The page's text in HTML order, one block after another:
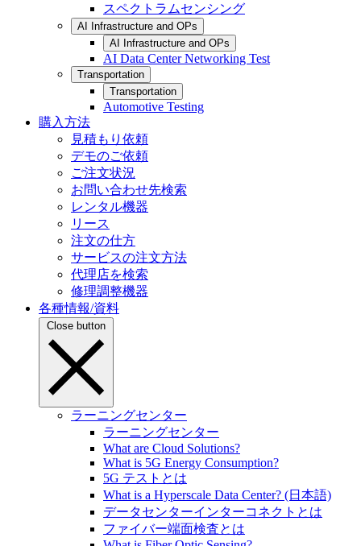
スペクトラムセンシング
AI Infrastructure and OPs
AI Infrastructure and OPs
AI Data Center Networking Test
Transportation
Transportation
Automotive Testing
購入方法
見積もり依頼
デモのご依頼
ご注文状況
お問い合わせ先検索
レンタル機器
リース
注文の仕方
サービスの注文方法
代理店を検索
修理調整機器
各種情報/資料
Close button
ラーニングセンター
ラーニングセンター
What are Cloud Solutions?
What is 5G Energy Consumption?
5G テストとは
What is a Hyperscale Data Center? (日本語)
データセンターインターコネクトとは
ファイバー端面検査とは